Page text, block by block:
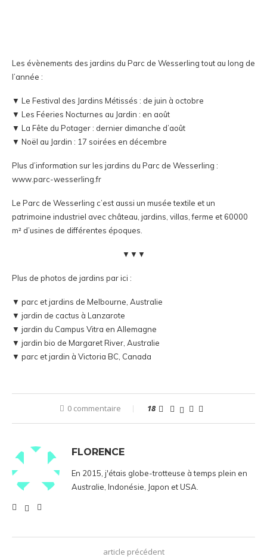
Les évènements des jardins du Parc de Wesserling tout au long de
l’année :
▼ Le Festival des Jardins Métissés : de juin à octobre
▼ Les Féeries Nocturnes au Jardin : en août
▼ La Fête du Potager : dernier dimanche d’août
▼ Noël au Jardin : 17 soirées en décembre
Plus d’information sur les jardins du Parc de Wesserling :
www.parc-wesserling.fr
Le Parc de Wesserling c’est aussi un musée textile et un
patrimoine industriel avec château, jardins, villas, ferme et 60000
m² d’usines de différentes époques.
▼▼▼
Plus de photos de jardins par ici :
▼ parc et jardins de Melbourne, Australie
▼ jardin de cactus à Lanzarote
▼ jardin du Campus Vitra en Allemagne
▼ jardin bio de Margaret River, Australie
▼ parc et jardin à Victoria BC, Canada
0 commentaire 18
FLORENCE
En 2015, j'étais globe-trotteuse à temps plein en
Australie, Indonésie, Japon et USA.
article précédent